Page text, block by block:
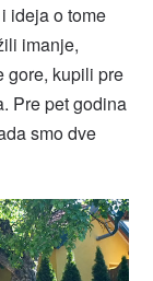
ideja o tome
imanje,
gore, kupili pre
Pre pet godina
smo dve